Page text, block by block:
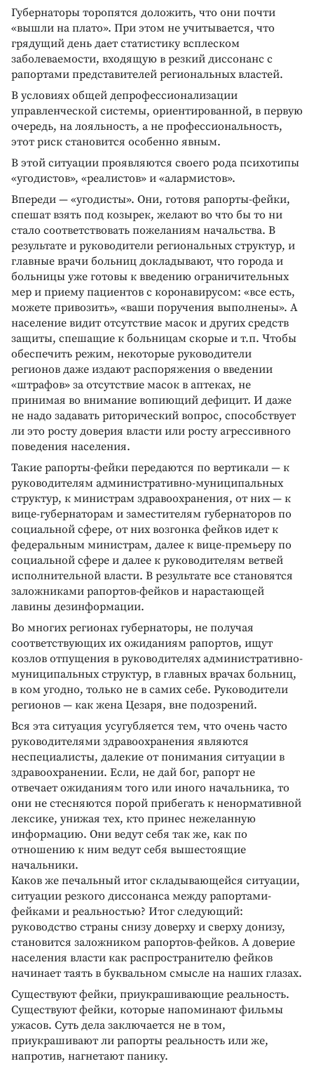
Губернаторы торопятся доложить, что они почти
«вышли на плато». При этом не учитывается, что
грядущий день дает статистику всплеском
заболеваемости, входящую в резкий диссонанс с
рапортами представителей региональных властей.
В условиях общей депрофессионализации
управленческой системы, ориентированной, в первую
очередь, на лояльность, а не профессиональность,
этот риск становится особенно явным.
В этой ситуации проявляются своего рода психотипы
«угодистов», «реалистов» и «алармистов».
Впереди — «угодисты». Они, готовя рапорты-фейки,
спешат взять под козырек, желают во что бы то ни
стало соответствовать пожеланиям начальства. В
результате и руководители региональных структур, и
главные врачи больниц докладывают, что города и
больницы уже готовы к введению ограничительных
мер и приему пациентов с коронавирусом: «все есть,
можете привозить», «ваши поручения выполнены». А
население видит отсутствие масок и других средств
защиты, спешащие к больницам скорые и т.п. Чтобы
обеспечить режим, некоторые руководители
регионов даже издают распоряжения о введении
«штрафов» за отсутствие масок в аптеках, не
принимая во внимание вопиющий дефицит. И даже
не надо задавать риторический вопрос, способствует
ли это росту доверия власти или росту агрессивного
поведения населения.
Такие рапорты-фейки передаются по вертикали — к
руководителям административно-муниципальных
структур, к министрам здравоохранения, от них — к
вице-губернаторам и заместителям губернаторов по
социальной сфере, от них возгонка фейков идет к
федеральным министрам, далее к вице-премьеру по
социальной сфере и далее к руководителям ветвей
исполнительной власти. В результате все становятся
заложниками рапортов-фейков и нарастающей
лавины дезинформации.
Во многих регионах губернаторы, не получая
соответствующих их ожиданиям рапортов, ищут
козлов отпущения в руководителях административно-
муниципальных структур, в главных врачах больниц,
в ком угодно, только не в самих себе. Руководители
регионов — как жена Цезаря, вне подозрений.
Вся эта ситуация усугубляется тем, что очень часто
руководителями здравоохранения являются
неспециалисты, далекие от понимания ситуации в
здравоохранении. Если, не дай бог, рапорт не
отвечает ожиданиям того или иного начальника, то
они не стесняются порой прибегать к ненормативной
лексике, унижая тех, кто принес нежеланную
информацию. Они ведут себя так же, как по
отношению к ним ведут себя вышестоящие
начальники.
Каков же печальный итог складывающейся ситуации,
ситуации резкого диссонанса между рапортами-
фейками и реальностью? Итог следующий:
руководство страны снизу доверху и сверху донизу,
становится заложником рапортов-фейков. А доверие
населения власти как распространителю фейков
начинает таять в буквальном смысле на наших глазах.
Существуют фейки, приукрашивающие реальность.
Существуют фейки, которые напоминают фильмы
ужасов. Суть дела заключается не в том,
приукрашивают ли рапорты реальность или же,
напротив, нагнетают панику.